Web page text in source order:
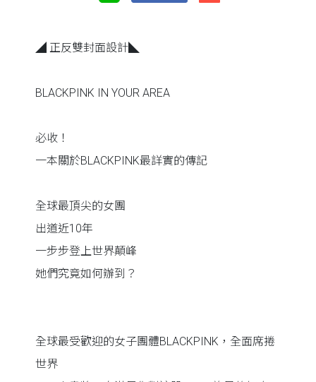
◢ 正反雙封面設計◣
BLACKPINK IN YOUR AREA
必收！
一本關於BLACKPINK最詳實的傳記
全球最頂尖的女團
出道近10年
一步步登上世界顛峰
她們究竟如何辦到？
全球最受歡迎的女子團體BLACKPINK，全面席捲
世界